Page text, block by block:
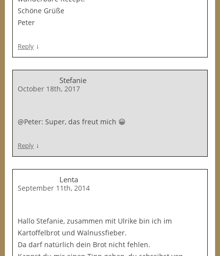
Schöne Grüße
Peter
Reply ↓
Stefanie
October 18th, 2017
@Peter: Super, das freut mich 😀
Reply ↓
Lenta
September 11th, 2014
Hallo Stefanie, zusammen mit Ulrike bin ich im
Kartoffelbrot und Walnussfieber.
Da darf natürlich dein Brot nicht fehlen.